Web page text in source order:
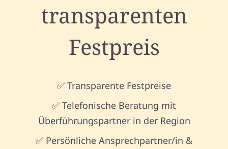
transparenten
Festpreis
✅ Transparente Festpreise
✅ Telefonische Beratung mit
Überführungspartner in der Region
✅ Persönliche Ansprechpartner/in &